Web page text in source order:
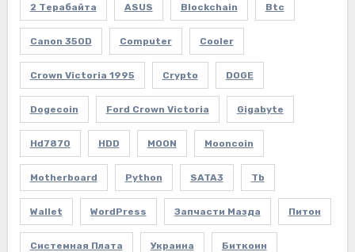
2 Терабайта ASUS Blockchain Btc
Canon 350D Computer Cooler
Crown Victoria 1995 Crypto DOGE
Dogecoin Ford Crown Victoria Gigabyte
Hd7870 HDD MOON Mooncoin
Motherboard Python SATA3 Tb
Wallet WordPress Запчасти Мазда Питон
Системная Плата Украина Биткоин